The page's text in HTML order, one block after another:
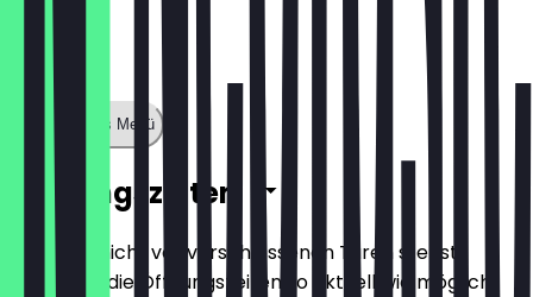
Zeige ganzes Menü
Öffnungszeiten
Damit du nicht vor verschlossenen Türen stehst,
halten wir die Öffnungszeiten so aktuell wie möglich.